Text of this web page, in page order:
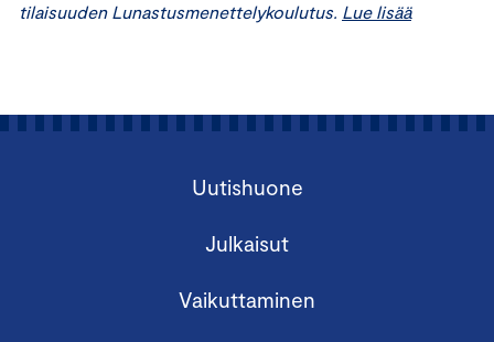
tilaisuuden Lunastusmenettelykoulutus. Lue lisää
Uutishuone
Julkaisut
Vaikuttaminen